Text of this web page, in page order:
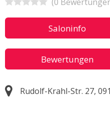
Saloninfo
Bewertungen
Rudolf-Krahl-Str. 27,